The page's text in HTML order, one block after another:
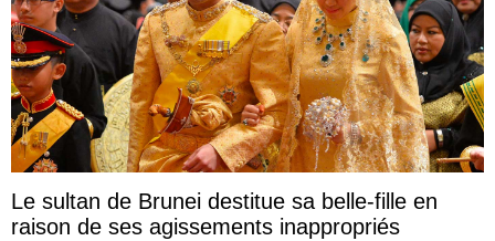
Le sultan de Brunei destitue sa belle-fille en
raison de ses agissements inappropriés